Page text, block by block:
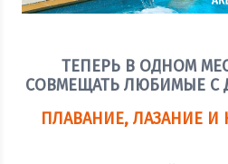
ТЕПЕРЬ В ОДНОМ
СОВМЕЩАТЬ ЛЮБИМЫЕ С
ПЛАВАНИЕ, ЛАЗАНИЕ И